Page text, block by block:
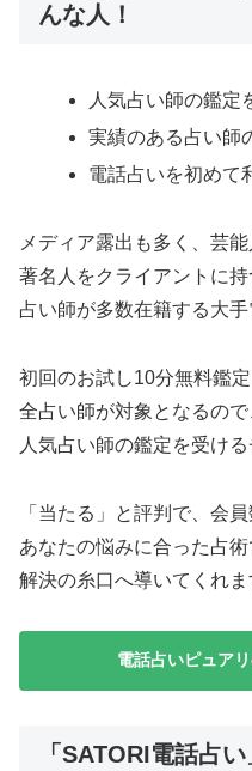
んな人！
人気占い師の鑑定
実績のある占い師
電話占いを初めて
メディア露出も多く、芸
著名人をクライアントに持
占い師が多数在籍する大手
初回のお試し10分無料鑑
全占い師が対象となるので
人気占い師の鑑定を受ける
「当たる」と評判で、会員
あなたの悩みに合った占術
解決の糸口へ導いてくれま
電話占いピュア
「SATORI電話占